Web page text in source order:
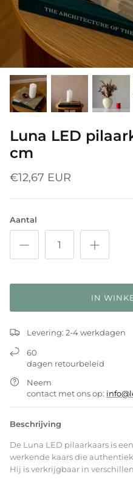
Luna LED
cm
€12,67 EUR
Aantal
IN
Levering: 2-4 werkdagen
60
dagen retourbeleid
Neem
contact met ons op:
Beschrijving
De Luna LED pilaarkaars is
werkende kaars die
Hij is verkrijgbaar in